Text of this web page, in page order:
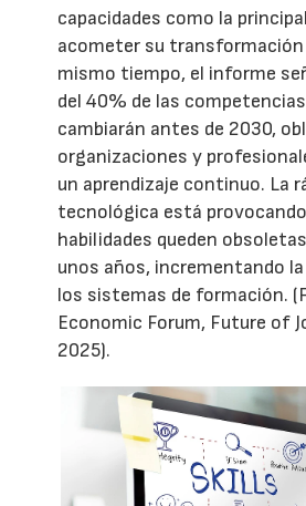
capacidades como la
acometer su transformación
mismo tiempo, el informe
del 40% de las
cambiarán antes de 2030,
organizaciones y
un aprendizaje continuo. La
tecnológica está
habilidades queden
unos años, incrementando
los sistemas de formación.
Economic Forum, Future of
2025).